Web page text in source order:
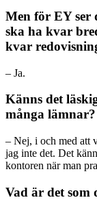
Men för EY ser
ska ha kvar
kvar
– Ja.
Känns det
många lämnar?
– Nej, i och med att
jag inte det. Det
kontoren när man
Vad är det